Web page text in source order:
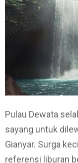
Pulau Dewata
sayang untuk
Gianyar. Surga
referensi liburan